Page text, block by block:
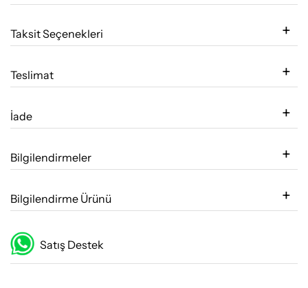
Taksit Seçenekleri
Teslimat
İade
Bilgilendirmeler
Bilgilendirme Ürünü
Satış Destek